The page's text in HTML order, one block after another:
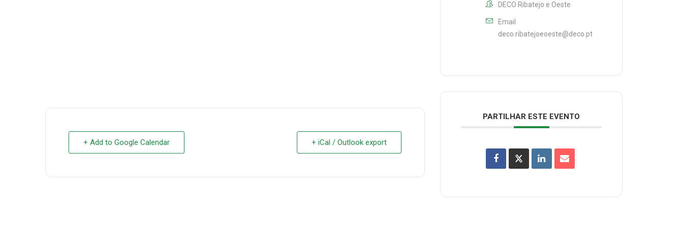
+ Add to Google Calendar + iCal / Outlook export
DECO Ribatejo e Oeste
Email
deco.ribatejoeoeste@deco.pt
PARTILHAR ESTE EVENTO